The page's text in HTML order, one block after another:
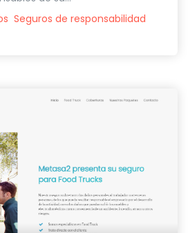
Seguros de responsabilidad